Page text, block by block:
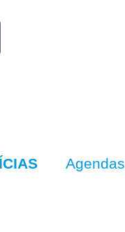
Agendas